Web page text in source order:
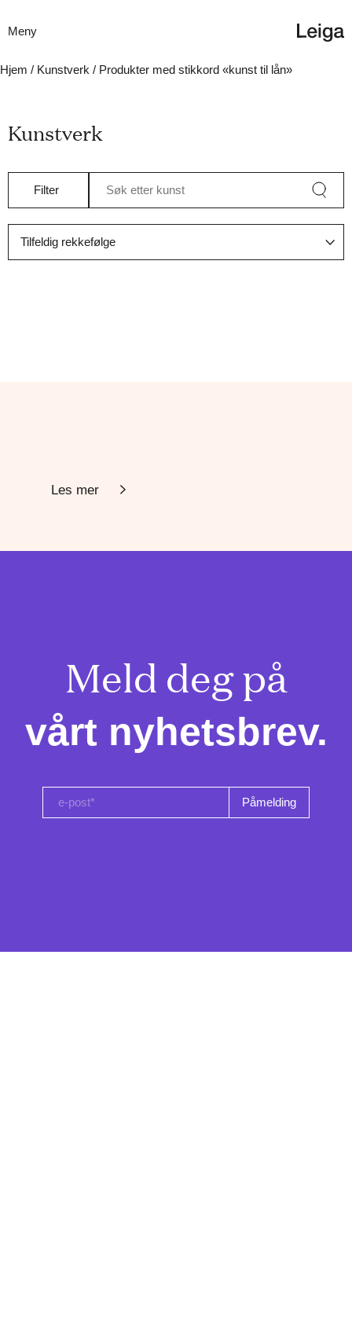
Meny
Hjem / Kunstverk / Produkter med stikkord «kunst til lån»
Kunstverk
Filter Søk etter kunst
Les mer
Meld deg på
vårt nyhetsbrev.
e-post*